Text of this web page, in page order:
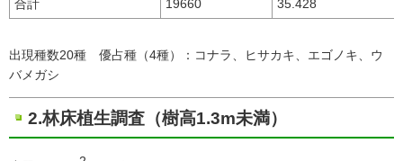
合計 19660 35.428
出現種数20種 優占種（4種）：コナラ、ヒサカキ、エゴノキ、ウ
バメガシ
2.林床植生調査（樹高1.3m未満）